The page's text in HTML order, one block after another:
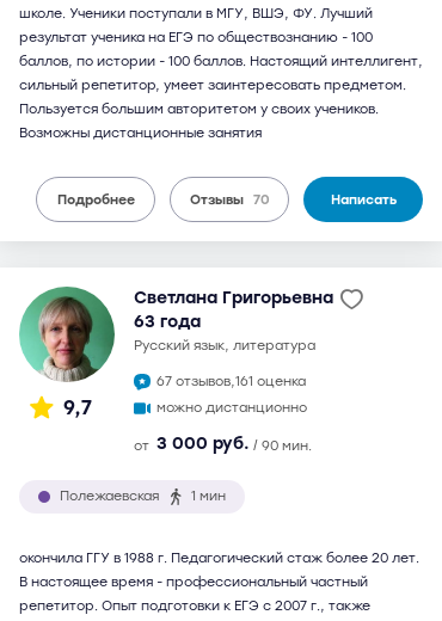
школе. Ученики поступали в МГУ, ВШЭ, ФУ. Лучший
результат ученика на ЕГЭ по обществознанию - 100
баллов, по истории - 100 баллов. Настоящий интеллигент,
сильный репетитор, умеет заинтересовать предметом.
Пользуется большим авторитетом у своих учеников.
Возможны дистанционные занятия
Подробнее Отзывы 70 Написать
9,7
Светлана Григорьевна
63 года
русский язык, литература
67 отзывов,161 оценка
можно дистанционно
от 3 000 руб. / 90 мин.
Полежаевская 1 мин
окончила ГГУ в 1988 г. Педагогический стаж более 20 лет.
В настоящее время - профессиональный частный
репетитор. Опыт подготовки к ЕГЭ с 2007 г., также